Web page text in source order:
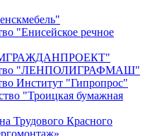
"Енисейское речное
"ЛЕНПОЛИГРАФМАШ"
Институт "Гипропрос"
"Троицкая бумажная
Трудового Красного